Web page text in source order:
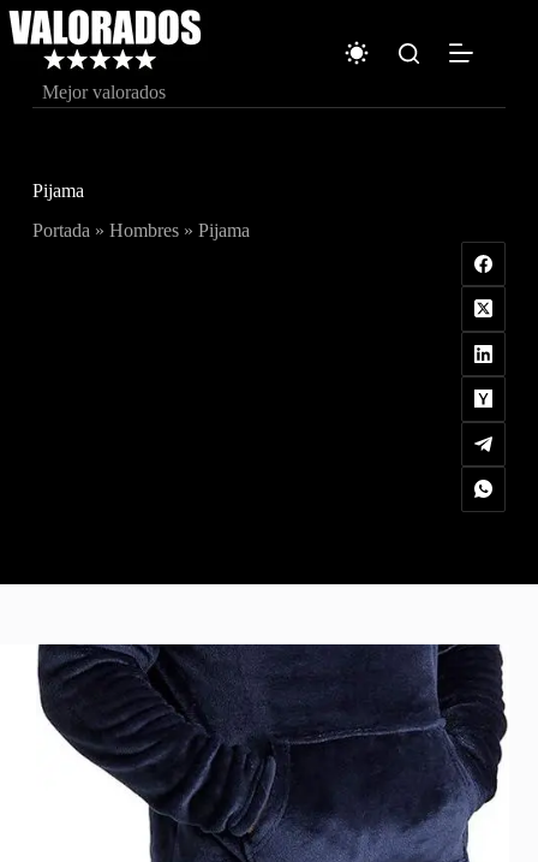
Saltar
al
contenido
Mejor valorados
Pijama
Portada » Hombres» Pijama